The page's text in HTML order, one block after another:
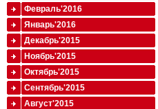
Февраль'2016
Январь'2016
Декабрь'2015
Ноябрь'2015
Октябрь'2015
Сентябрь'2015
Август'2015